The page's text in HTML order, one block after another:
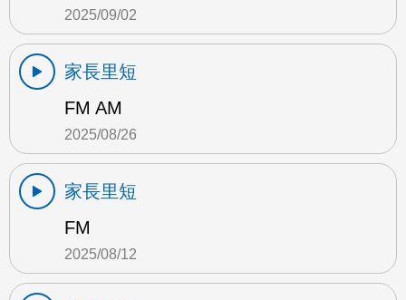
2025/09/02
家長里短
FM AM
2025/08/26
家長里短
FM
2025/08/12